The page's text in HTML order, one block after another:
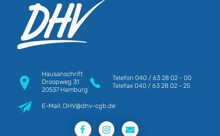
Hausanschrift
Droopweg 31
20537 Hamburg
Telefon 040 / 63 28 02 - 00
Telefax 040 / 63 28 02 - 25
E-Mail: DHV@dhv-cgb.de